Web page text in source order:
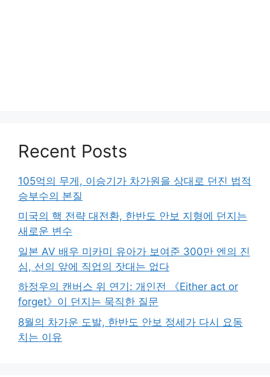
Recent Posts
105억의 무게, 이승기가 차가원을 상대로 던진 법적
승부수의 본질
미국의 핵 전략 대전환, 한반도 안보 지형에 던지는
새로운 변수
일본 AV 배우 미카미 유아가 보여준 300만 엔의 진
심, 선의 앞에 직업의 잣대는 없다
하정우의 캔버스 위 연기: 개인전 《Either act or
forget》이 던지는 묵직한 질문
8월의 차가운 도발, 한반도 안보 정세가 다시 요동
치는 이유